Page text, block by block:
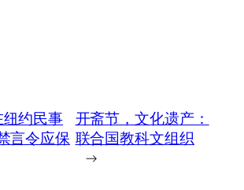
约民事
言令应保
开斋节，文化遗产：
联合国教科文组织
→